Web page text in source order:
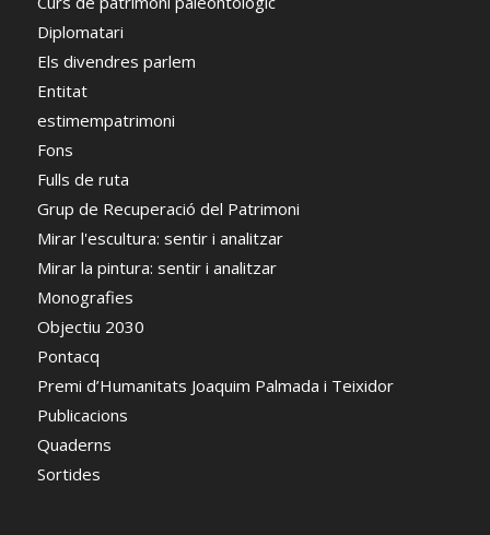
Diplomatari
Els divendres parlem
Entitat
estimempatrimoni
Fons
Fulls de ruta
Grup de Recuperació del Patrimoni
Mirar l'escultura: sentir i analitzar
Mirar la pintura: sentir i analitzar
Monografies
Objectiu 2030
Pontacq
Premi d’Humanitats Joaquim Palmada i Teixidor
Publicacions
Quaderns
Sortides